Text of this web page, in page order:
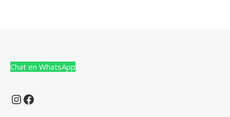
Chat en WhatsApp
Instagram
Facebook